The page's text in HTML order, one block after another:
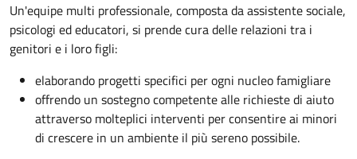
Un'equipe multi professionale, composta da assistente sociale,
psicologi ed educatori, si prende cura delle relazioni tra i
genitori e i loro figli:
elaborando progetti specifici per ogni nucleo famigliare
offrendo un sostegno competente alle richieste di aiuto
attraverso molteplici interventi per consentire ai minori
di crescere in un ambiente il più sereno possibile.